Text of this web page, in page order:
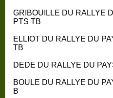
GRIBOUILLE DU RALLYE
PTS TB
ELLIOT DU RALLYE DU
TB
DEDE DU RALLYE DU
BOULE DU RALLYE DU
B